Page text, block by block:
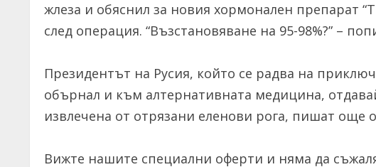
жлеза и обяснил за новия хормонален препарат
след операция. “Възстановяване на 95-98%?” –
Президентът на Русия, който се радва на
обърнал и към алтернативната медицина,
извлечена от отрязани еленови рога, пишат още
Вижте нашите специални оферти и няма да